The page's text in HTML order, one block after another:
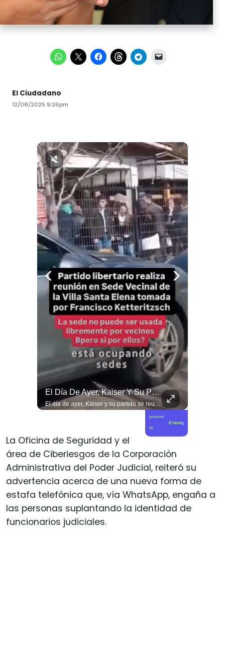
El Ciudadano
12/08/2025 9:26pm
El Día De Ayer, Kaiser Y Su Partido Se Reunieron En La Sede De Villa Santa Elena, En Nuestra Comuna De Macul.
El día de ayer, Kaiser y su partido se reunieron en la sede de Villa Santa Elena, en nuestra comuna de Macul. Sin autorización, sin vínculo previo con el territorio y sin haber estado cuando las vecinas y vecinos los han necesitado. Llegaron con el descaro de quienes creen que, por tener poder político, pueden hacer y deshacer a su antojo en nuestras villas y barrios. Nuestros barrios no son el patio trasero de ningún partido político.
powered
by
La Oficina de Seguridad y el
área de Ciberiesgos de la Corporación
Administrativa del Poder Judicial, reiteró su
advertencia acerca de una nueva forma de
estafa telefónica que, vía WhatsApp, engaña a
las personas suplantando la identidad de
funcionarios judiciales.